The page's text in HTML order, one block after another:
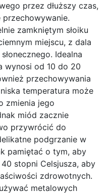
przez dłuższy czas,
zamkniętym słoiku
miejscu, z dala
Idealna
wynosi od 10 do 20
przechowywania
temperatura może
zmienia jego
miód zacznie
przywrócić do
podgrzanie w
pamiętać o tym, aby
stopni Celsjusza, aby
zdrowotnych.
metalowych